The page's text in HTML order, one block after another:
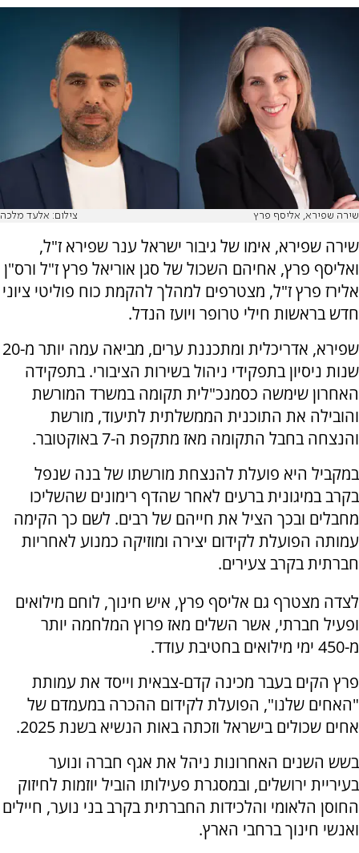
שירה שפירא, אליסף פרץ צילום: אלעד מלכה
שירה שפירא, אימו של גיבור ישראל ענר שפירא ז"ל,
ואליסף פרץ, אחיהם השכול של סגן אוריאל פרץ ז"ל ורס"ן
אלירז פרץ ז"ל, מצטרפים למהלך להקמת כוח פוליטי ציוני
חדש בראשות חילי טרופר ויועז הנדל.
שפירא, אדריכלית ומתכננת ערים, מביאה עמה יותר מ-20
שנות ניסיון בתפקידי ניהול בשירות הציבורי. בתפקידה
האחרון שימשה כסמנכ"לית תקומה במשרד המורשת
והובילה את התוכנית הממשלתית לתיעוד, מורשת
והנצחה בחבל התקומה מאז מתקפת ה-7 באוקטובר.
במקביל היא פועלת להנצחת מורשתו של בנה שנפל
בקרב במיגונית ברעים לאחר שהדף רימונים שהשליכו
מחבלים ובכך הציל את חייהם של רבים. לשם כך הקימה
עמותה הפועלת לקידום יצירה ומוזיקה כמנוע לאחריות
חברתית בקרב צעירים.
לצדה מצטרף גם אליסף פרץ, איש חינוך, לוחם מילואים
ופעיל חברתי, אשר השלים מאז פרוץ המלחמה יותר
מ-450 ימי מילואים בחטיבת עודד.
פרץ הקים בעבר מכינה קדם-צבאית וייסד את עמותת
"האחים שלנו", הפועלת לקידום ההכרה במעמדם של
אחים שכולים בישראל וזכתה באות הנשיא בשנת 2025.
בשש השנים האחרונות ניהל את אגף חברה ונוער
בעיריית ירושלים, ובמסגרת פעילותו הוביל יוזמות לחיזוק
החוסן הלאומי והלכידות החברתית בקרב בני נוער, חיילים
ואנשי חינוך ברחבי הארץ.